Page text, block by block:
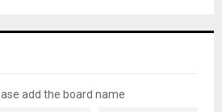
add the board name